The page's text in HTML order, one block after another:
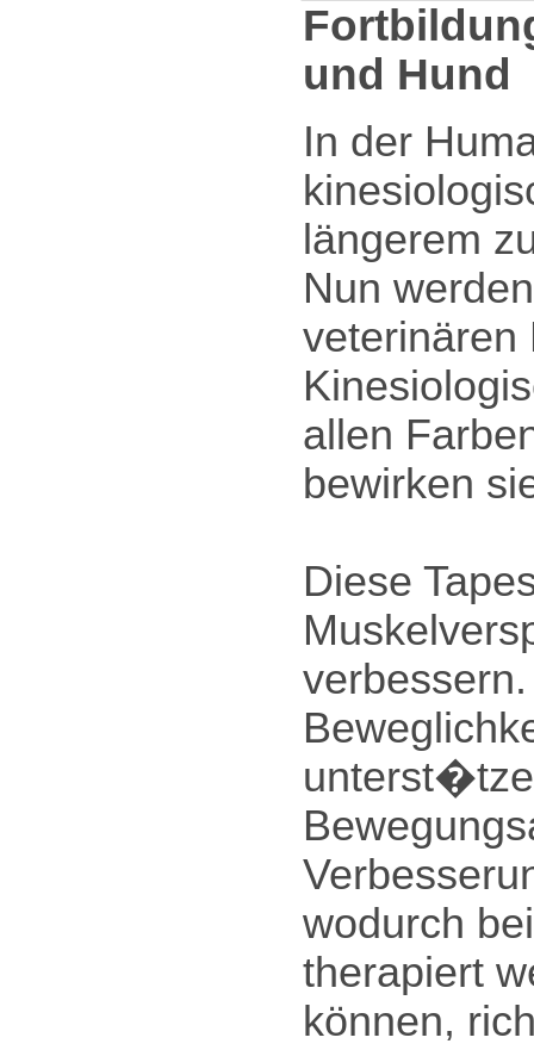
und Hund
In der
längerem
Nun
veterinären
allen
bewirken
Diese
wodurch
therapiert
können,